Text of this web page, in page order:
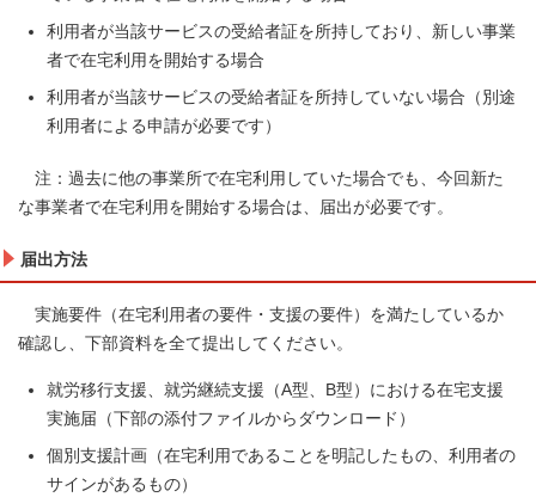
利用者が当該サービスの受給者証を所持しており、新しい事業
者で在宅利用を開始する場合
利用者が当該サービスの受給者証を所持していない場合（別途
利用者による申請が必要です）
注：過去に他の事業所で在宅利用していた場合でも、今回新た
な事業者で在宅利用を開始する場合は、届出が必要です。
届出方法
実施要件（在宅利用者の要件・支援の要件）を満たしているか
確認し、下部資料を全て提出してください。
就労移行支援、就労継続支援（A型、B型）における在宅支援
実施届（下部の添付ファイルからダウンロード）
個別支援計画（在宅利用であることを明記したもの、利用者の
サインがあるもの）